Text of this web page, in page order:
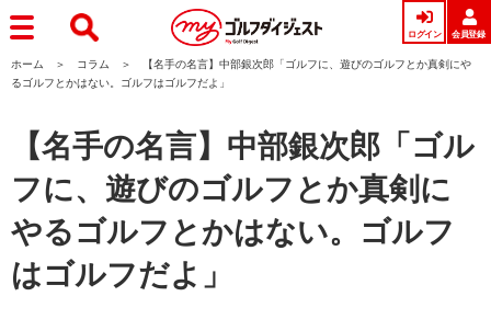
ログイン 会員登録
ホーム コラム
【名手の名言】中部銀次郎「ゴルフに、遊びのゴルフとか真剣にや
るゴルフとかはない。ゴルフはゴルフだよ」
【名手の名言】中部銀次郎「ゴル
フに、遊びのゴルフとか真剣に
やるゴルフとかはない。ゴルフ
はゴルフだよ」